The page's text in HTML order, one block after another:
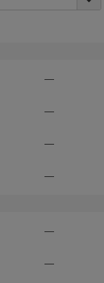
—
—
—
—
—
—